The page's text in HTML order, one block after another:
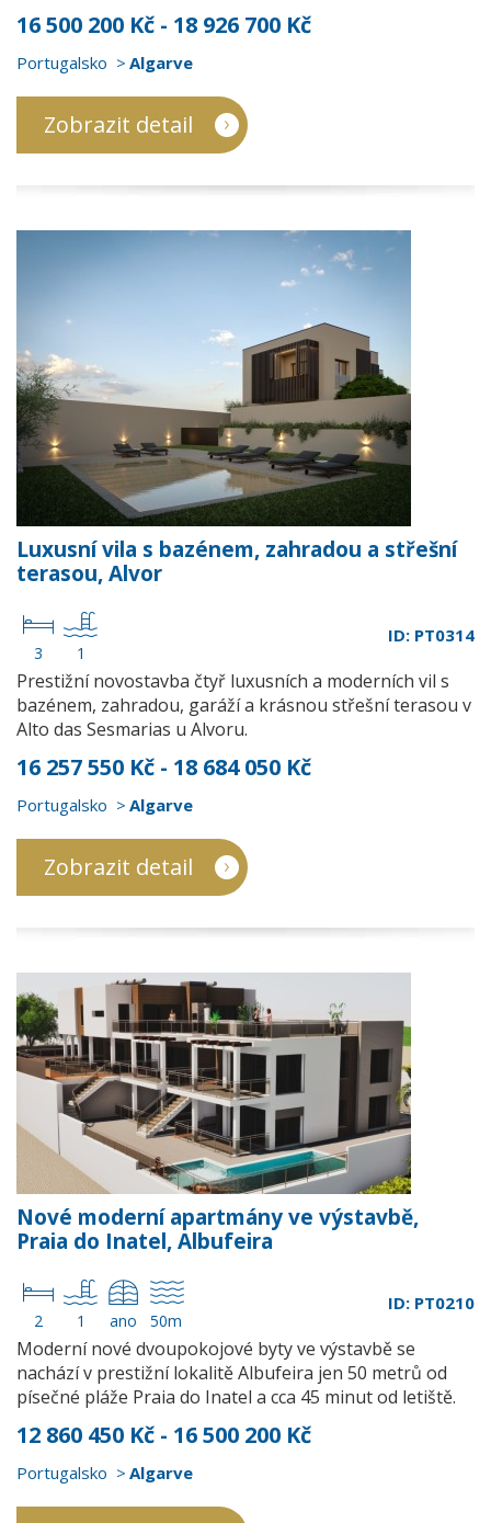
16 500 200 Kč - 18 926 700 Kč
Portugalsko Algarve
Zobrazit detail
Luxusní vila s bazénem, zahradou a střešní
terasou, Alvor
3 1
ID: PT0314
Prestižní novostavba čtyř luxusních a moderních vil s
bazénem, zahradou, garáží a krásnou střešní terasou v
Alto das Sesmarias u Alvoru.
16 257 550 Kč - 18 684 050 Kč
Portugalsko Algarve
Zobrazit detail
Nové moderní apartmány ve výstavbě,
Praia do Inatel, Albufeira
2 1 ano 50m
ID: PT0210
Moderní nové dvoupokojové byty ve výstavbě se
nachází v prestižní lokalitě Albufeira jen 50 metrů od
písečné pláže Praia do Inatel a cca 45 minut od letiště.
12 860 450 Kč - 16 500 200 Kč
Portugalsko Algarve